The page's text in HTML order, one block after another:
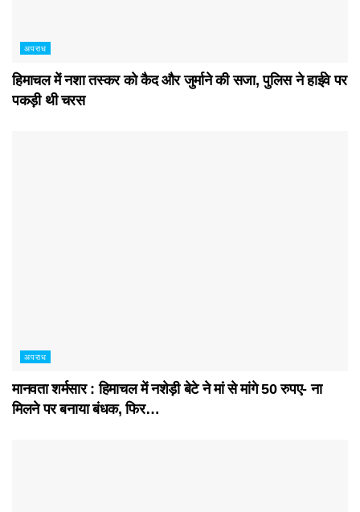
अपराध
हिमाचल में नशा तस्कर काे कैद और जुर्माने की सजा, पुलिस ने हाईवे पर
पकड़ी थी चरस
अपराध
मानवता शर्मसार : हिमाचल में नशेड़ी बेटे ने मां से मांगे 50 रुपए- ना
मिलने पर बनाया बंधक, फिर…